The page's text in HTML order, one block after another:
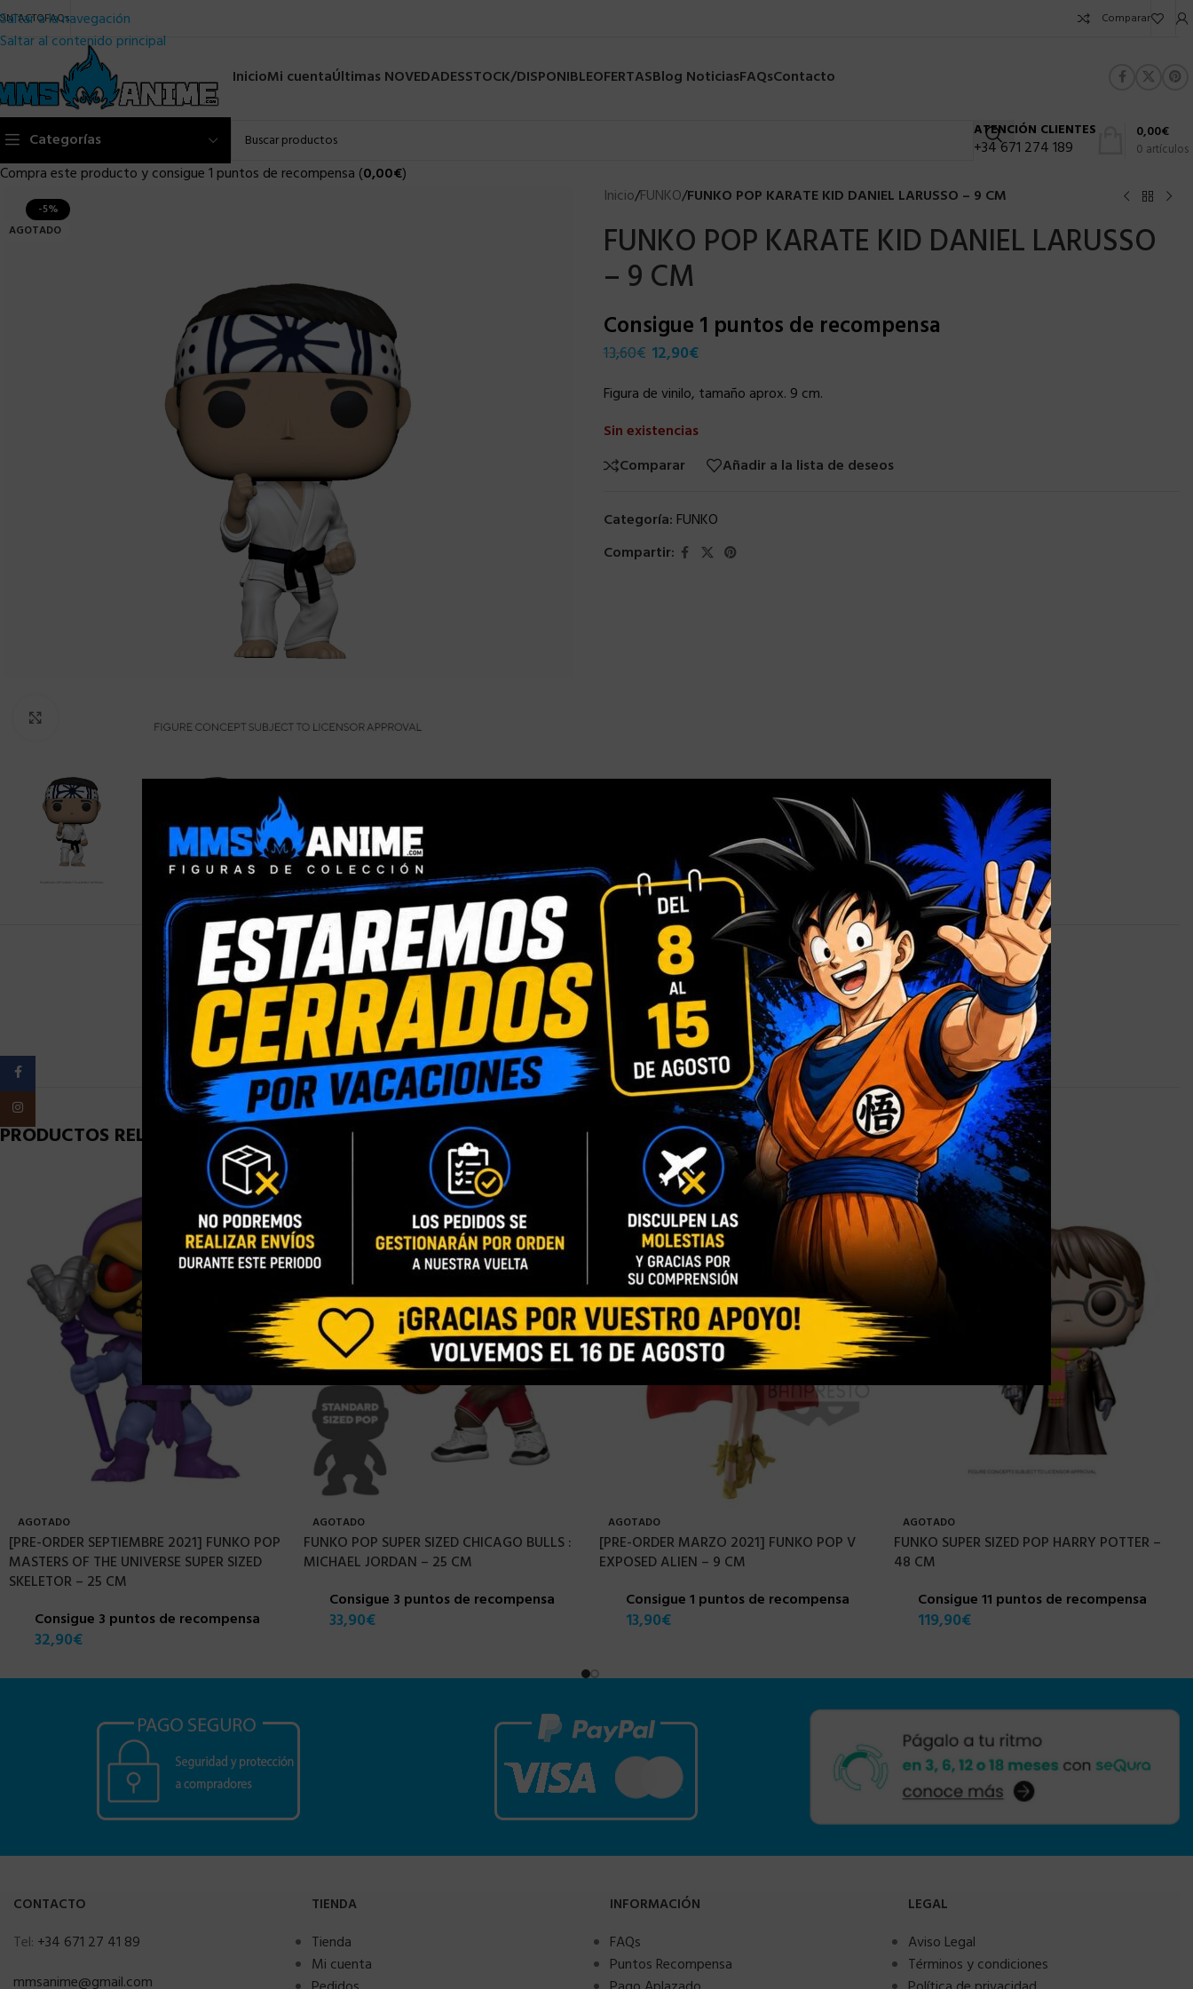
Saltar a la navegación
Saltar al contenido principal
FAQs Comparar
InicioMi cuentaÚltimas NOVEDADESSTOCK/DISPONIBLEOFERTASBlog NoticiasFAQsContacto
Categorías ATENCIÓN CLIENTES
+34 671 274 189 0 artículos
0,00€
Compra este producto y consigue 1 puntos de recompensa (0,00€)
-5%
AGOTADO
Inicio/FUNKO/FUNKO POP KARATE KID DANIEL LARUSSO – 9 CM
FUNKO POP KARATE KID DANIEL LARUSSO
– 9 CM
Consigue 1 puntos de recompensa
13,60€ 12,90€
Figura de vinilo, tamaño aprox. 9 cm.
Sin existencias
Comparar
Añadir a la lista de deseos
Categoría: FUNKO
Compartir:
INFORMACIÓN ADICIONAL VALORACIONES (0)
PESO 0,7 kg
PRODUCTOS RELACIONADOS
AGOTADO
[PRE-ORDER SEPTIEMBRE 2021] FUNKO POP
MASTERS OF THE UNIVERSE SUPER SIZED
SKELETOR – 25 CM
Consigue 3 puntos de recompensa
32,90€
AGOTADO
FUNKO POP SUPER SIZED CHICAGO BULLS :
MICHAEL JORDAN – 25 CM
Consigue 3 puntos de recompensa
33,90€
AGOTADO
[PRE-ORDER MARZO 2021] FUNKO POP V
EXPOSED ALIEN – 9 CM
Consigue 1 puntos de recompensa
13,90€
AGOTADO
FUNKO SUPER SIZED POP HARRY POTTER –
48 CM
Consigue 11 puntos de recompensa
119,90€
CONTACTO
Tel: +34 671 27 41 89
mmsanime@gmail.com
TIENDA
Tienda
Mi cuenta
INFORMACIÓN
FAQs
Puntos Recompensa
LEGAL
Aviso Legal
Términos y condiciones